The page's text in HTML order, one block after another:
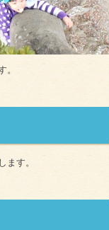
。
ます。